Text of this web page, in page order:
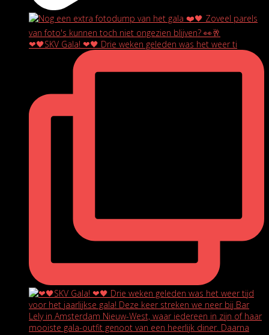
❤🖤SKV Gala! ❤🖤 Drie weken geleden was het weer ti